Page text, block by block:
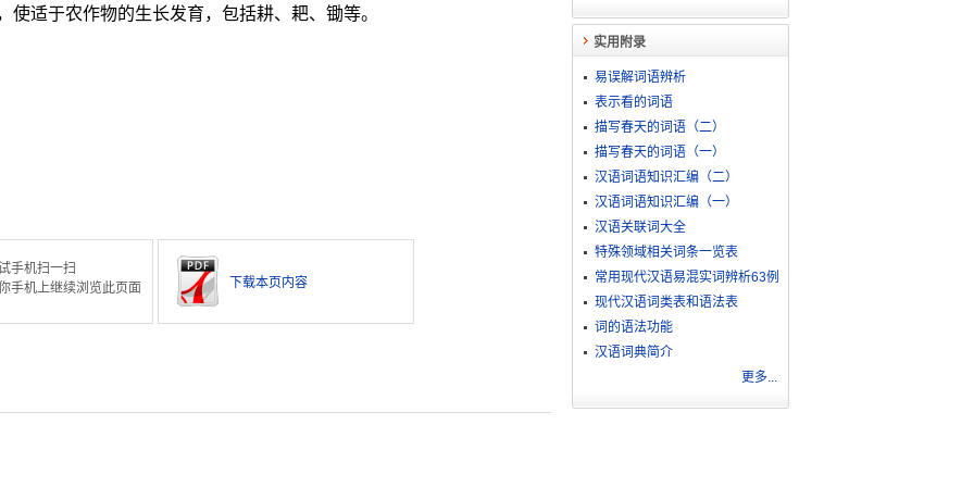
使适于农作物的生长发育，包括耕、耙、锄等。
手机扫一扫
手机上继续浏览此页面
下载本页内容
实用附录
易误解词语辨析
表示看的词语
描写春天的词语（二）
描写春天的词语（一）
汉语词语知识汇编（二）
汉语词语知识汇编（一）
汉语关联词大全
特殊领域相关词条一览表
常用现代汉语易混实词辨析63例
现代汉语词类表和语法表
词的语法功能
汉语词典简介
更多...